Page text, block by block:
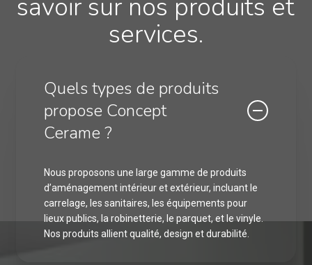
savoir sur nos produits et
services.
Quels types de produits
propose Concept
Cerame ?
Nous proposons une large gamme de produits
d’aménagement intérieur et extérieur, incluant le
carrelage, les sanitaires, les équipements pour
lieux publics, la robinetterie, le parquet, et le vinyle.
Nos produits allient qualité, design et durabilité.